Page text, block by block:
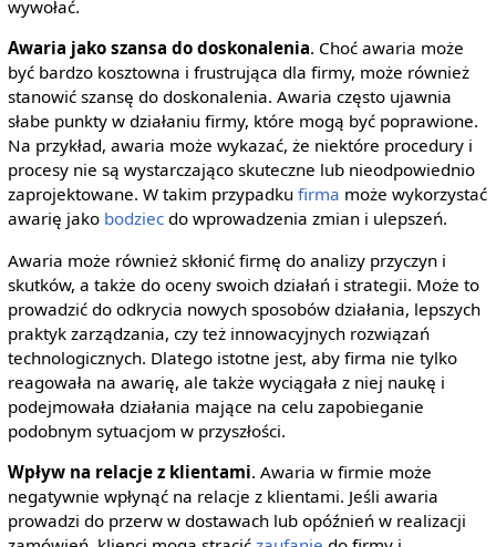
wywołać.
Awaria jako szansa do doskonalenia. Choć awaria może
być bardzo kosztowna i frustrująca dla firmy, może również
stanowić szansę do doskonalenia. Awaria często ujawnia
słabe punkty w działaniu firmy, które mogą być poprawione.
Na przykład, awaria może wykazać, że niektóre procedury i
procesy nie są wystarczająco skuteczne lub nieodpowiednio
zaprojektowane. W takim przypadku firma może wykorzystać
awarię jako bodziecdo wprowadzenia zmian i ulepszeń.
Awaria może również skłonić firmę do analizy przyczyn i
skutków, a także do oceny swoich działań i strategii. Może to
prowadzić do odkrycia nowych sposobów działania, lepszych
praktyk zarządzania, czy też innowacyjnych rozwiązań
technologicznych. Dlatego istotne jest, aby firma nie tylko
reagowała na awarię, ale także wyciągała z niej naukę i
podejmowała działania mające na celu zapobieganie
podobnym sytuacjom w przyszłości.
Wpływ na relacje z klientami. Awaria w firmie może
negatywnie wpłynąć na relacje z klientami. Jeśli awaria
prowadzi do przerw w dostawach lub opóźnień w realizacji